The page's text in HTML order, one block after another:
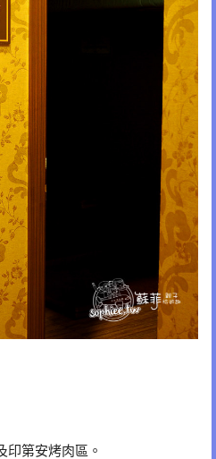
印第安烤肉區。